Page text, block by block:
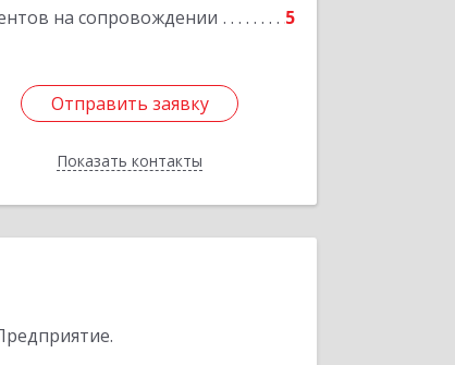
на сопровождении 5
Отправить заявку
Показать контакты
Отправить заявку
Назад